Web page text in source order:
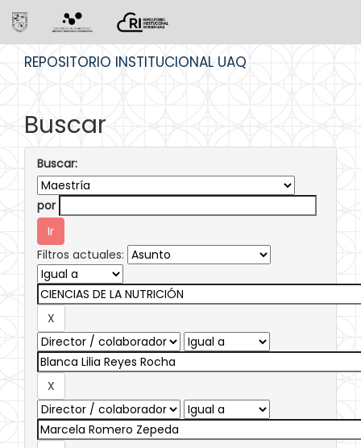
REPOSITORIO INSTITUCIONAL UAQ
Buscar
Buscar:
por
Filtros actuales: